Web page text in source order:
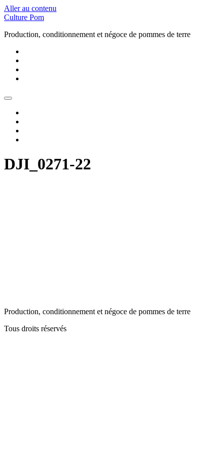
Aller au contenu
Culture Pom
Production, conditionnement et négoce de pommes de terre
DJI_0271-22
Production, conditionnement et négoce de pommes de terre
Tous droits réservés